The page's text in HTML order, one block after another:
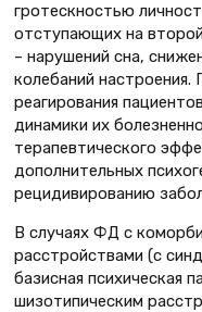
гротескностью
отступающих на
– нарушений сна,
колебаний
реагирования
динамики их
терапевтического
дополнительных
рецидивированию
В случаях ФД с
расстройствами (с
базисная психическая
шизотипическим